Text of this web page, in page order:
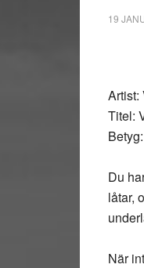
19
Artist:
Titel:
Du
låtar,
När